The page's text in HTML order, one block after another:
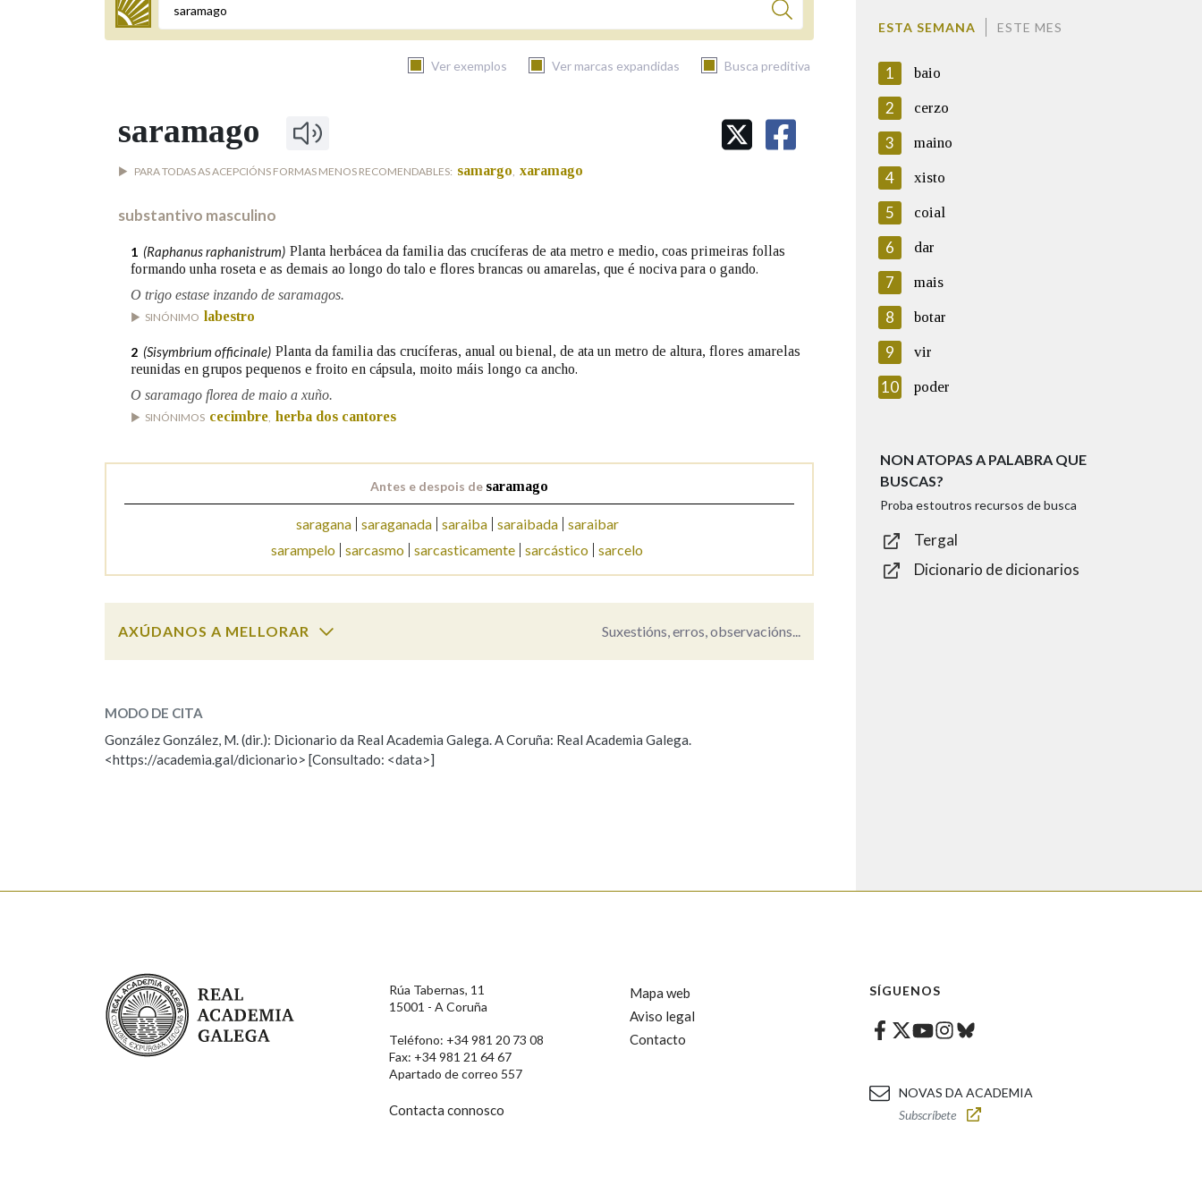
Termo a buscar
Ver exemplos Ver marcas expandidas Busca preditiva
BUSCAR NOS LEMAS
Comeza por
Remata por
Contén
Nas definicións
Nos exemplos
OUTRAS OPCIÓNS DE BUSCA
AXUDA NA BUSCA
saramago
PARA TODAS AS ACEPCIÓNS FORMAS MENOS RECOMENDABLES: samargo xaramago
substantivo masculino
1 (Raphanus raphanistrum) Planta herbácea da familia das crucíferas de ata metro e medio, coas primeiras follas
formando unha roseta e as demais ao longo do talo e flores brancas ou amarelas, que é nociva para o gando.
O trigo estase inzando de saramagos.
SINÓNIMO labestro
2 (Sisymbrium officinale) Planta da familia das crucíferas, anual ou bienal, de ata un metro de altura, flores amarelas
reunidas en grupos pequenos e froito en cápsula, moito máis longo ca ancho.
O saramago florea de maio a xuño.
SINÓNIMOS cecimbre, herba dos cantores
Antes e despois de saramago
saragana saraganada saraiba saraibada
saraibar
sarampelo sarcasmo sarcasticamente sarcástico sarcelo
AXÚDANOS A MELLORAR Suxestións, erros, observacións...
ESCOLLE UNHA OPCIÓN:
Observación Hai un erro na palabra Propoño mellorar a definición
Comentario
MODO DE CITA
González González, M. (dir.): Dicionario da Real Academia Galega. A Coruña: Real Academia Galega.
<https://academia.gal/dicionario> [Consultado: <data>]
ESTA SEMANA ESTE MES
1 baio
2 cerzo
3 maino
4 xisto
5 coial
6 dar
7 mais
8 botar
9 vir
10 poder
NON ATOPAS A PALABRA QUE
BUSCAS?
Proba estoutros recursos de busca
Tergal
Dicionario de dicionarios
Real Academia Galega
Rúa Tabernas, 11
15001 - A Coruña
Teléfono: +34 981 20 73 08
Fax: +34 981 21 64 67
Apartado de correo 557
Contacta connosco
Mapa web
Aviso legal
Contacto
SÍGUENOS
Facebook
Twitter
Youtube
Instagram
Bluesky
NOVAS DA ACADEMIA
Subscríbete